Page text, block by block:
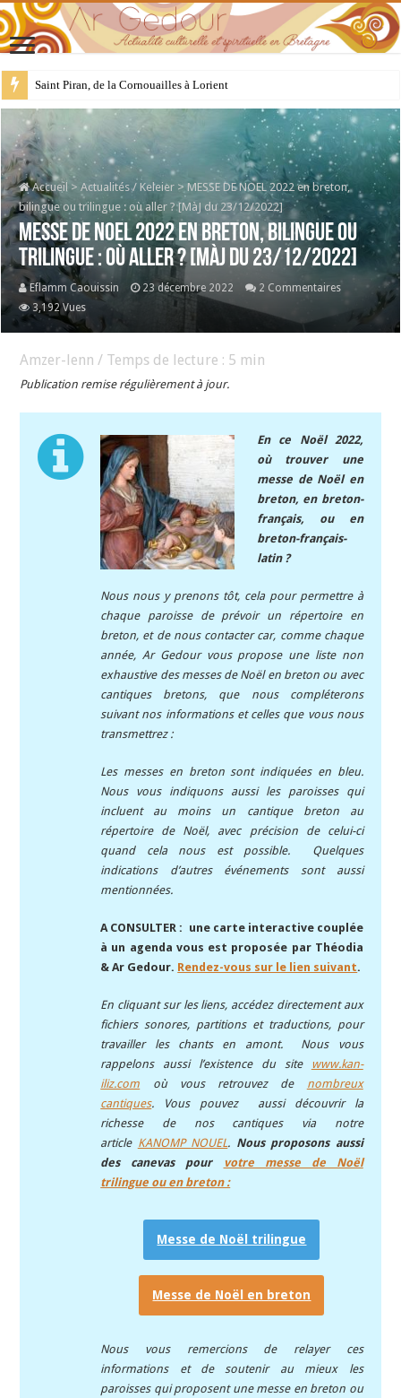
28 juillet : Saint Samson de Dol, père de la Bretagne chrétienne
Accueil > Actualités / Keleier > MESSE DE NOEL 2022 en breton,
bilingue ou trilingue : où aller ? [MàJ du 23/12/2022]
MESSE DE NOEL 2022 en breton, bilingue ou
trilingue : où aller ? [MàJ du 23/12/2022]
Eflamm Caouissin 23 décembre 2022
2 Commentaires
3,192 Vues
Amzer-lenn / Temps de lecture : 5 min
Publication remise régulièrement à jour.
En ce Noël 2022,
où trouver une
messe de Noël en
breton, en breton-
français, ou en
breton-français-
latin ?
Nous nous y prenons tôt, cela pour permettre à
chaque paroisse de prévoir un répertoire en
breton, et de nous contacter car, comme chaque
année, Ar Gedour vous propose une liste non
exhaustive des messes de Noël en breton ou avec
cantiques bretons, que nous compléterons
suivant nos informations et celles que vous nous
transmettrez :
Les messes en breton sont indiquées en bleu.
Nous vous indiquons aussi les paroisses qui
incluent au moins un cantique breton au
répertoire de Noël, avec précision de celui-ci
quand cela nous est possible. Quelques
indications d’autres événements sont aussi
mentionnées.
A CONSULTER : une carte interactive couplée
à un agenda vous est proposée par Théodia
& Ar Gedour. Rendez-vous sur le lien suivant.
En cliquant sur les liens, accédez directement aux
fichiers sonores, partitions et traductions, pour
travailler les chants en amont. Nous vous
rappelons aussi l’existence du site www.kan-
iliz.com où vous retrouvez de nombreux
cantiques. Vous pouvez aussi découvrir la
richesse de nos cantiques via notre
article KANOMP NOUEL. Nous proposons aussi
des canevas pour votre messe de Noël
trilingue ou en breton :
Messe de Noël trilingue
Messe de Noël en breton
Nous vous remercions de relayer ces
informations et de soutenir au mieux les
paroisses qui proposent une messe en breton ou